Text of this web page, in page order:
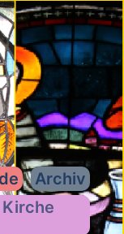
Archiv